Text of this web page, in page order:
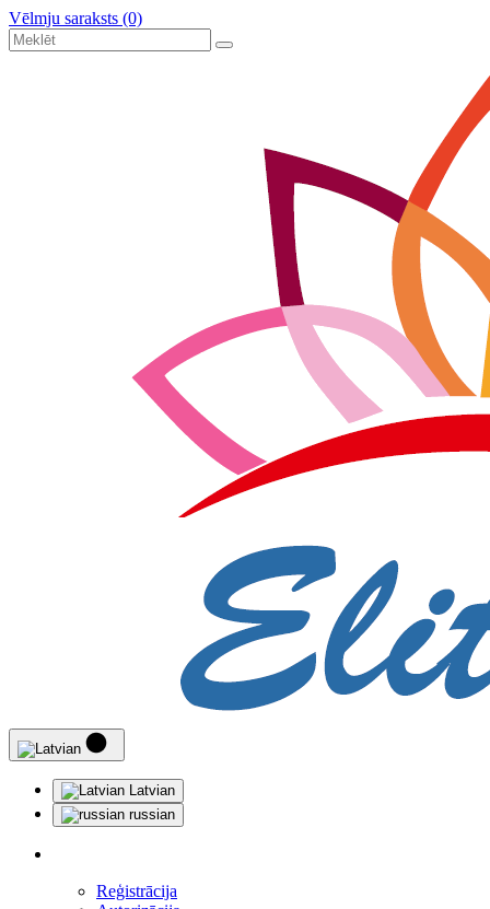
Vēlmju saraksts (0)
Latvian
russian
Reģistrācija